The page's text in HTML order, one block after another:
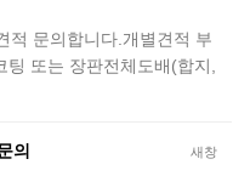
적 문의합니다.개별견적 부
또는 장판전체도배(합지,
새창
의